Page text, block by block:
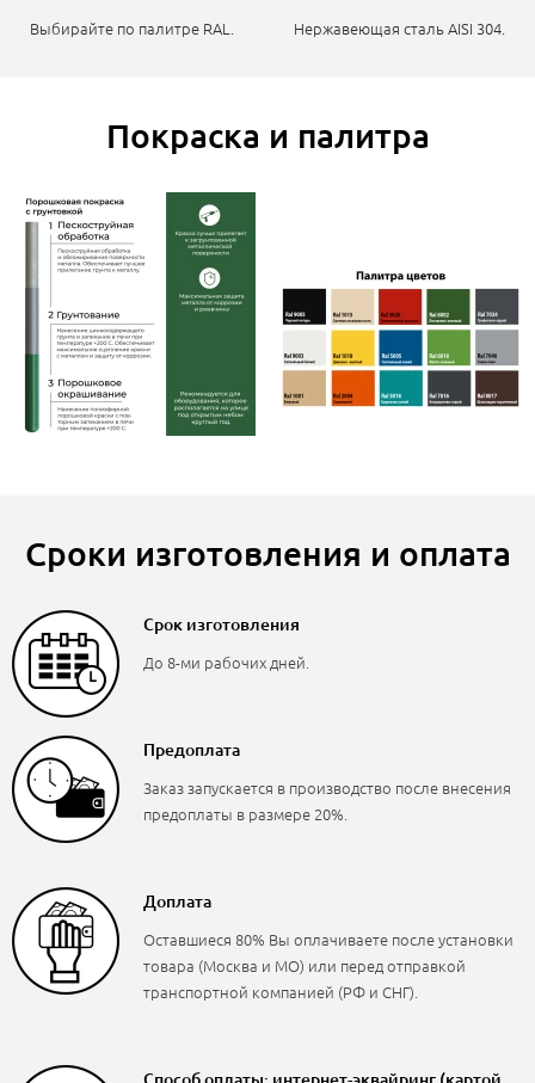
Выбирайте по палитре RAL.
Нержавеющая сталь AISI 304.
Покраска и палитра
Сроки изготовления и оплата
Срок изготовления
До 8-ми рабочих дней.
Предоплата
Заказ запускается в производство после внесения
предоплаты в размере 20%.
Доплата
Оставшиеся 80% Вы оплачиваете после установки
товара (Москва и МО) или перед отправкой
транспортной компанией (РФ и СНГ).